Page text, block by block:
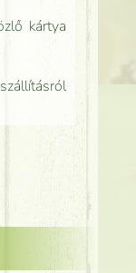
kártya